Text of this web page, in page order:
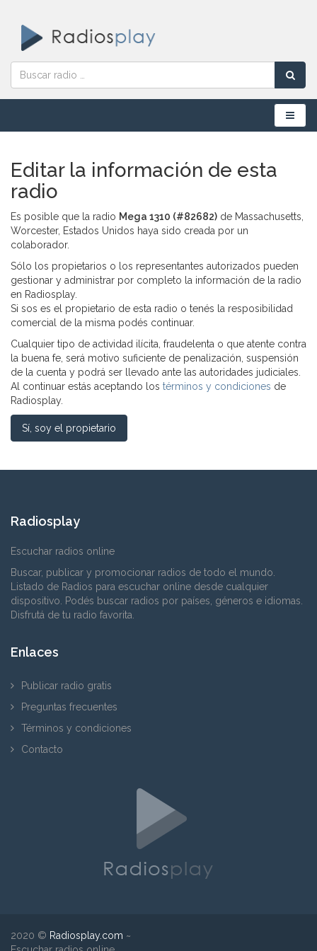
Menú
Editar la información de esta
radio
Es posible que la radio Mega 1310 (#82682) de Massachusetts,
Worcester, Estados Unidos haya sido creada por un
colaborador.
Sólo los propietarios o los representantes autorizados pueden
gestionar y administrar por completo la información de la radio
en Radiosplay.
Si sos es el propietario de esta radio o tenés la resposibilidad
comercial de la misma podés continuar.
Cualquier tipo de actividad ilícita, fraudelenta o que atente contra
la buena fe, será motivo suficiente de penalización, suspensión
de la cuenta y podrá ser llevado ante las autoridades judiciales.
Al continuar estás aceptando los términos y condiciones de
Radiosplay.
Sí, soy el propietario
Radiosplay
Escuchar radios online
Buscar, publicar y promocionar radios de todo el mundo.
Listado de Radios para escuchar online desde cualquier
dispositivo. Podés buscar radios por países, géneros e idiomas.
Disfrutá de tu radio favorita.
Enlaces
Publicar radio gratis
Preguntas frecuentes
Términos y condiciones
Contacto
2020 © Radiosplay.com ~